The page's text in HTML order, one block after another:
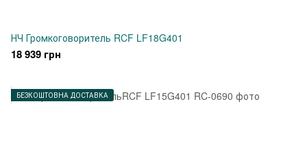
НЧ Громкоговоритель RCF LF18G401
18 939 грн
БЕЗКОШТОВНА ДОСТАВКА